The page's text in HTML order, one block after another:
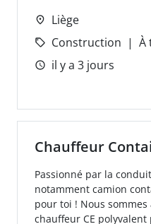
Liège
Construction
À
il y a 3 jours
Chauffeur
Passionné par la
notamment camion
pour toi ! Nous
chauffeur CE